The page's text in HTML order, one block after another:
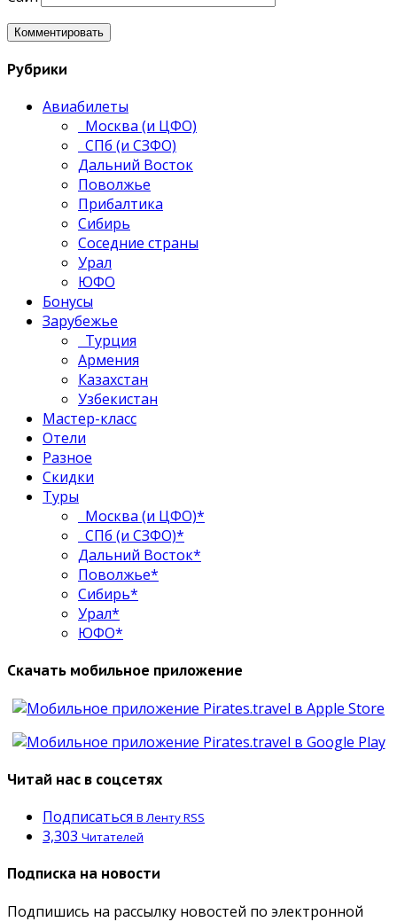
Рубрики
Авиабилеты
Москва (и ЦФО)
СПб (и СЗФО)
Дальний Восток
Поволжье
Прибалтика
Сибирь
Соседние страны
Урал
ЮФО
Бонусы
Зарубежье
Турция
Армения
Казахстан
Узбекистан
Мастер-класс
Отели
Разное
Скидки
Туры
Москва (и ЦФО)*
СПб (и СЗФО)*
Дальний Восток*
Поволжье*
Сибирь*
Урал*
ЮФО*
Скачать мобильное приложение
Читай нас в соцсетях
Подписаться В Ленту RSS
3,303 Читателей
Подписка на новости
Подпишись на рассылку новостей по электронной